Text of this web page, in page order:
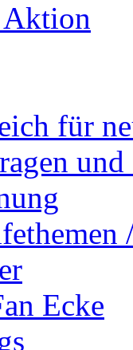
Aktion
für
Ecke